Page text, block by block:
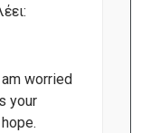
worried
your